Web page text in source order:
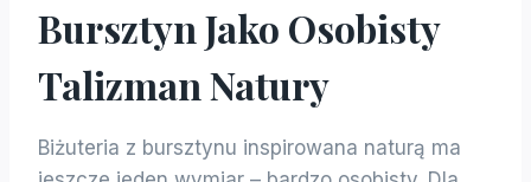
Bursztyn Jako Osobisty
Talizman Natury
Biżuteria z bursztynu inspirowana naturą ma